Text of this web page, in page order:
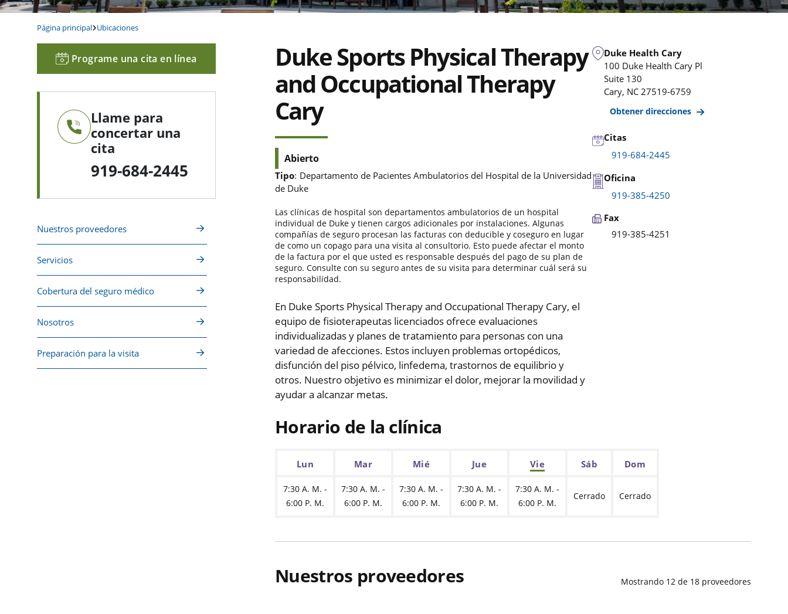
Página principal Ubicaciones
Programe una cita en línea
Llame para
concertar una
cita
919-684-2445
Nuestros proveedores
Servicios
Cobertura del seguro médico
Nosotros
Preparación para la visita
Duke Sports Physical Therapy
and Occupational Therapy
Cary
Abierto
Tipo: Departamento de Pacientes Ambulatorios del Hospital de la Universidad
de Duke
Las clínicas de hospital son departamentos ambulatorios de un hospital
individual de Duke y tienen cargos adicionales por instalaciones. Algunas
compañías de seguro procesan las facturas con deducible y coseguro en lugar
de como un copago para una visita al consultorio. Esto puede afectar el monto
de la factura por el que usted es responsable después del pago de su plan de
seguro. Consulte con su seguro antes de su visita para determinar cuál será su
responsabilidad.
En Duke Sports Physical Therapy and Occupational Therapy Cary, el
equipo de fisioterapeutas licenciados ofrece evaluaciones
individualizadas y planes de tratamiento para personas con una
variedad de afecciones. Estos incluyen problemas ortopédicos,
disfunción del piso pélvico, linfedema, trastornos de equilibrio y
otros. Nuestro objetivo es minimizar el dolor, mejorar la movilidad y
ayudar a alcanzar metas.
Horario de la clínica
Lun Mar Mié Jue Vie Sáb Dom
7:30 A. M. -
6:00 P. M.
7:30 A. M. -
6:00 P. M.
7:30 A. M. -
6:00 P. M.
7:30 A. M. -
6:00 P. M.
7:30 A. M. -
6:00 P. M.
Cerrado Cerrado
Duke Health Cary
100 Duke Health Cary Pl
Suite 130
Cary, NC 27519-6759
Obtener direcciones
Citas
919-684-2445
Oficina
919-385-4250
Fax
919-385-4251
Nuestros proveedores Mostrando 12 de 18 proveedores